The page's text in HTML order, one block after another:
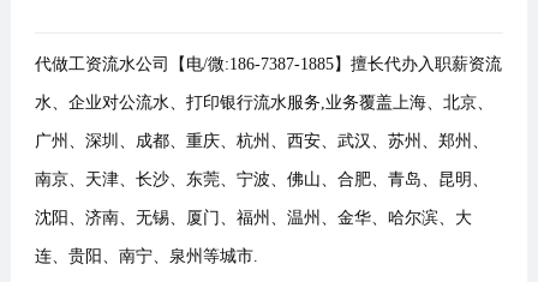
代做工资流水公司【电/微:186-7387-1885】擅长代办入职薪资流
水、企业对公流水、打印银行流水服务,业务覆盖上海、北京、
广州、深圳、成都、重庆、杭州、西安、武汉、苏州、郑州、
南京、天津、长沙、东莞、宁波、佛山、合肥、青岛、昆明、
沈阳、济南、无锡、厦门、福州、温州、金华、哈尔滨、大
连、贵阳、南宁、泉州等城市.